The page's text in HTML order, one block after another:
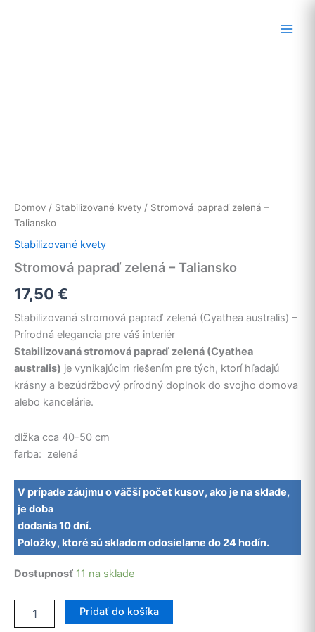
Domov / Stabilizované kvety / Stromová papraď zelená –
Taliansko
Stabilizované kvety
Stromová papraď zelená – Taliansko
17,50 €
Stabilizovaná stromová papraď zelená (Cyathea australis) –
Prírodná elegancia pre váš interiér
Stabilizovaná stromová papraď zelená (Cyathea
australis) je vynikajúcim riešením pre tých, ktorí hľadajú
krásny a bezúdržbový prírodný doplnok do svojho domova
alebo kancelárie.
dlžka cca 40-50 cm
farba: zelená
V prípade záujmu o väčší počet kusov, ako je na sklade,
je doba
dodania 10 dní.
Položky, ktoré sú skladom odosielame do 24 hodín.
Dostupnosť 11 na sklade
Stromová
Pridať do košíka